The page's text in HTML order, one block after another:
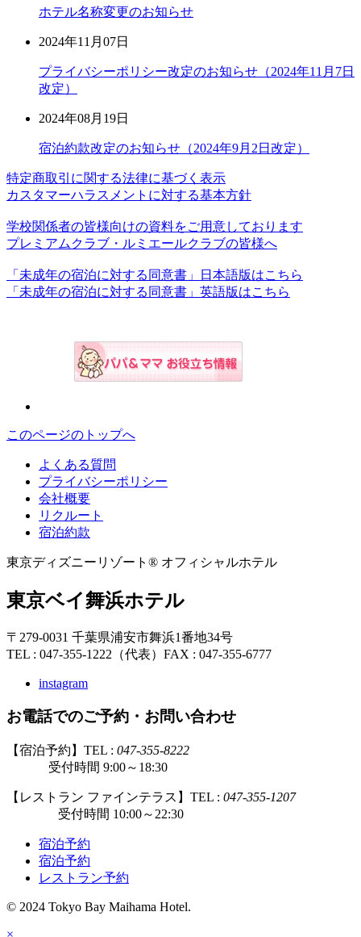
ホテル名称変更のお知らせ
2024年11月07日
プライバシーポリシー改定のお知らせ（2024年11月7日
改定）
2024年08月19日
宿泊約款改定のお知らせ（2024年9月2日改定）
特定商取引に関する法律に基づく表示
カスタマーハラスメントに対する基本方針
学校関係者の皆様向けの資料をご用意しております
プレミアムクラブ・ルミエールクラブの皆様へ
「未成年の宿泊に対する同意書」日本語版はこちら
「未成年の宿泊に対する同意書」英語版はこちら
このページのトップへ
よくある質問
プライバシーポリシー
会社概要
リクルート
宿泊約款
東京ディズニーリゾート® オフィシャルホテル
東京ベイ舞浜ホテル
〒279-0031 千葉県浦安市舞浜1番地34号
TEL : 047-355-1222（代表） FAX : 047-355-6777
instagram
お電話でのご予約・お問い合わせ
【宿泊予約】TEL : 047-355-8222
受付時間 9:00～18:30
【レストラン ファインテラス】TEL : 047-355-1207
受付時間 10:00～22:30
宿泊予約
宿泊予約
レストラン予約
© 2024 Tokyo Bay Maihama Hotel.
×